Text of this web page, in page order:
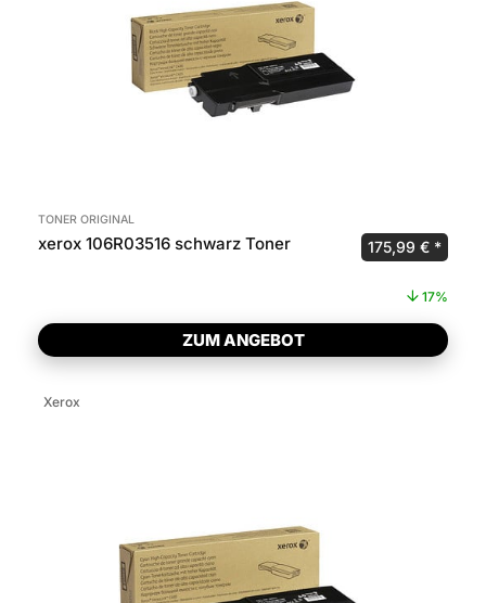
TONER ORIGINAL
xerox 106R03516 schwarz Toner Ursprünglicher
175,99 €
17%
ZUM ANGEBOT
Xerox